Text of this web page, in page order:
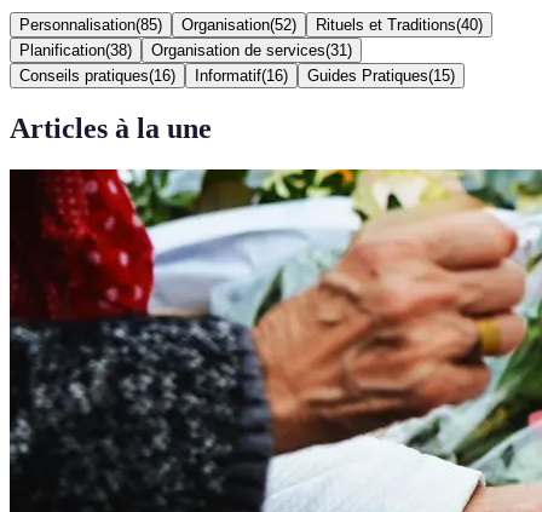
Personnalisation(85) Organisation(52) Rituels et Traditions(40)
Planification(38) Organisation de services(31 )
Conseils pratiques(16) Informatif(16) Guides Pratiques(15)
Articles à la une